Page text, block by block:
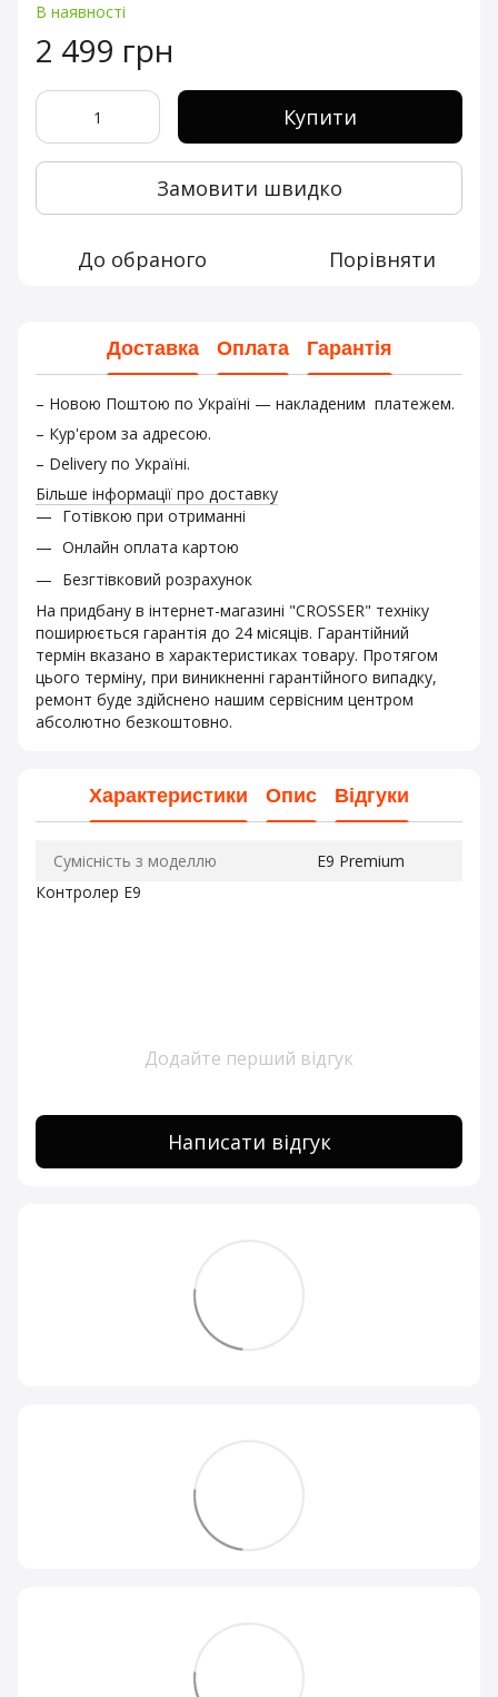
В наявності
2 499 грн
Купити
Замовити швидко
До обраного Порівняти
Доставка Оплата Гарантія
– Новою Поштою по Україні — накладеним платежем.
– Кур'єром за адресою.
– Delivery по Україні.
Більше інформації про доставку
Готівкою при отриманні
Онлайн оплата картою
Безгтівковий розрахунок
На придбану в інтернет-магазині "CROSSER" техніку
поширюється гарантія до 24 місяців. Гарантійний
термін вказано в характеристиках товару. Протягом
цього терміну, при виникненні гарантійного випадку,
ремонт буде здійснено нашим сервісним центром
абсолютно безкоштовно.
Характеристики Опис Відгуки
Сумісність з моделлю
E9 Premium
Контролер E9
Додайте перший відгук
Написати відгук